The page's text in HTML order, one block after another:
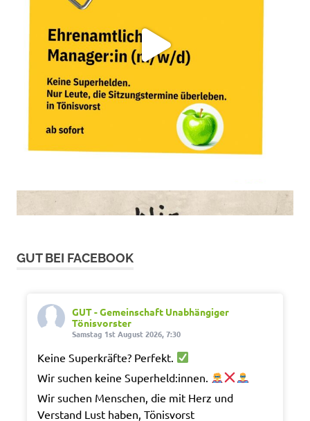
GUT BEI FACEBOOK
GUT - Gemeinschaft Unabhängiger
Tönisvorster
Samstag 1st August 2026, 7:30
Keine Superkräfte? Perfekt.
Wir suchen keine Superheld:innen.
Wir suchen Menschen, die mit Herz und
Verstand Lust haben, Tönisvorst